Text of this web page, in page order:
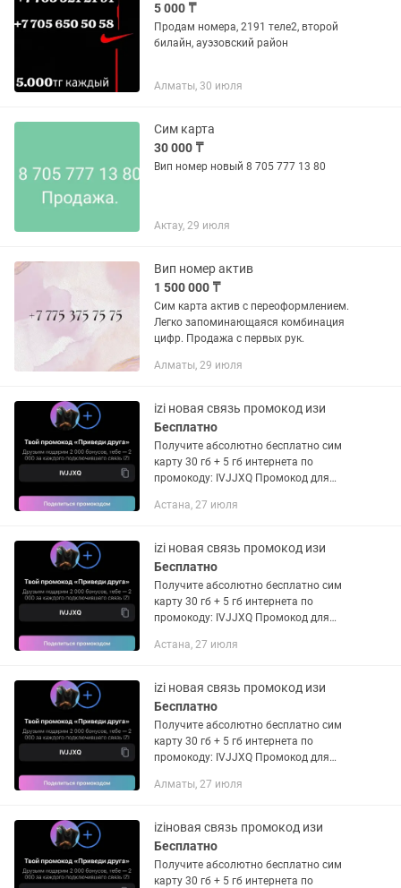
5 000 ₸
Продам номера, 2191 теле2, второй
билайн, ауэзовский район
Алматы, 30 июля
Сим карта
30 000 ₸
Вип номер новый 8 705 777 13 80
Актау, 29 июля
Вип номер актив
1 500 000 ₸
Сим карта актив с переоформлением.
Легко запоминающаяся комбинация
цифр. Продажа с первых рук.
Алматы, 29 июля
izi новая связь промокод изи
Бесплатно
Получите абсолютно бесплатно сим
карту 30 гб + 5 гб интернета по
промокоду: IVJJXQ Промокод для
Чтобы получить SIМ-ку абсолютно
Астана, 27 июля
izi новая связь промокод изи
Бесплатно
Получите абсолютно бесплатно сим
карту 30 гб + 5 гб интернета по
промокоду: IVJJXQ Промокод для
Чтобы получить SIМ-ку абсолютно
Астана, 27 июля
izi новая связь промокод изи
Бесплатно
Получите абсолютно бесплатно сим
карту 30 гб + 5 гб интернета по
промокоду: IVJJXQ Промокод для
Чтобы получить SIМ-ку абсолютно
Алматы, 27 июля
iziновая связь промокод изи
Бесплатно
Получите абсолютно бесплатно сим
карту 30 гб + 5 гб интернета по